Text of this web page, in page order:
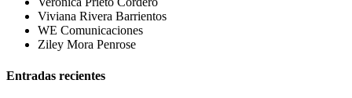
Viviana Rivera Barrientos
WE Comunicaciones
Ziley Mora Penrose
Entradas recientes